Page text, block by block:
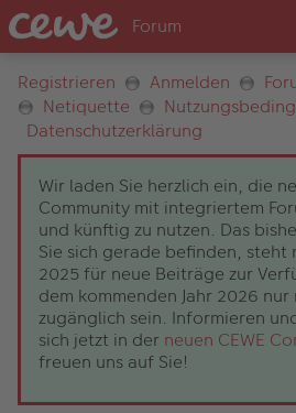
Registrieren Anmelden
Netiquette
Datenschutzerklärung
Wir laden Sie herzlich ein, die
Community mit integriertem
und künftig zu nutzen. Das
Sie sich gerade befinden, steht
2025 für neue Beiträge zur
dem kommenden Jahr 2026
zugänglich sein. Informieren
sich jetzt in der neuen CEWE
freuen uns auf Sie!